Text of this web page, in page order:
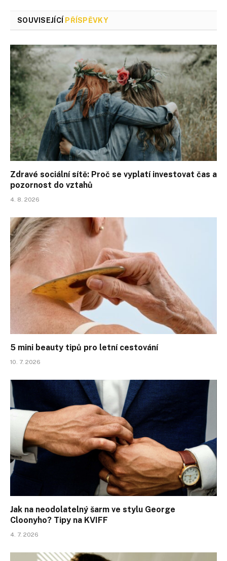
SOUVISEJÍCÍ PŘÍSPĚVKY
Zdravé sociální sítě: Proč se vyplatí investovat čas a
pozornost do vztahů
4. 8. 2026
5 mini beauty tipů pro letní cestování
10. 7. 2026
Jak na neodolatelný šarm ve stylu George
Cloonyho? Tipy na KVIFF
4. 7. 2026